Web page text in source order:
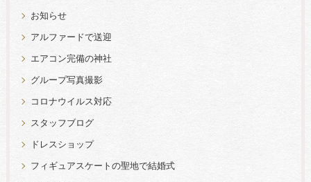
お知らせ
アルファードで送迎
エアコン完備の神社
グループ写真撮影
コロナウイルス対応
スタッフブログ
ドレスショップ
フィギュアスケートの聖地で結婚式